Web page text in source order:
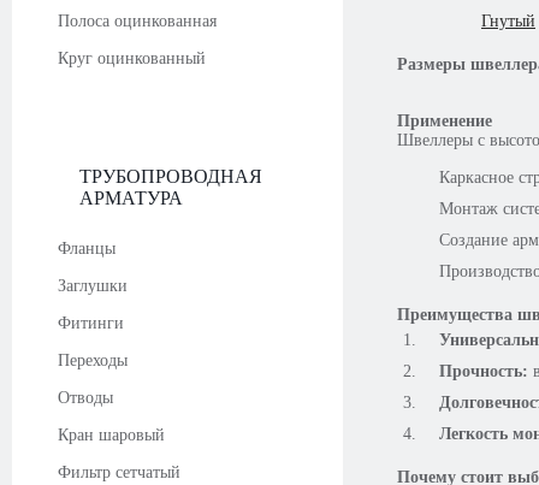
Полоса оцинкованная
Круг оцинкованный
ТРУБОПРОВОДНАЯ
АРМАТУРА
Фланцы
Заглушки
Фитинги
Переходы
Отводы
Кран шаровый
Фильтр сетчатый
Гнутый
Размеры
Применение
Швеллеры с
Каркасное
Монтаж
Создание
Преимущества
Прочность:
Легкость
Почему стоит